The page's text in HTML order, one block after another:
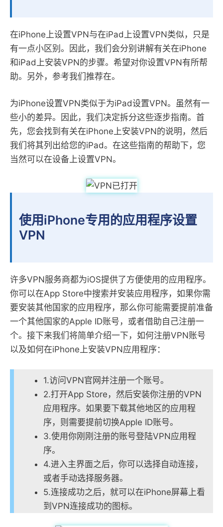
在iPhone上设置VPN与在iPad上设置VPN类似，只是
有一点小区别。因此，我们会分别讲解有关在iPhone
和iPad上安装VPN的步骤。希望对你设置VPN有所帮
助。另外，参考我们推荐在。
为iPhone设置VPN类似于为iPad设置VPN。虽然有一
些小的差异。因此，我们决定拆分这些逐步指南。首
先，您会找到有关在iPhone上安装VPN的说明，然后
我们将其列出给您的iPad。在这些指南的帮助下，您
当然可以在设备上设置VPN。
使用iPhone专用的应用程序设置
VPN
许多VPN服务商都为iOS提供了方便使用的应用程序。
你可以在App Store中搜索并安装应用程序，如果你需
要安装其他国家的应用程序，那么你可能需要提前准备
一个其他国家的Apple ID账号，或者借助自己注册一
个。接下来我们将简单介绍一下，如何注册VPN账号
以及如何在iPhone上安装VPN应用程序：
1.访问VPN官网并注册一个账号。
2.打开App Store，然后安装你注册的VPN
应用程序。如果要下载其他地区的应用程
序，则需要提前切换Apple ID账号。
3.使用你刚刚注册的账号登陆VPN应用程
序。
4.进入主界面之后，你可以选择自动连接，
或者手动选择服务器。
5.连接成功之后，就可以在iPhone屏幕上看
到VPN连接成功的图标。